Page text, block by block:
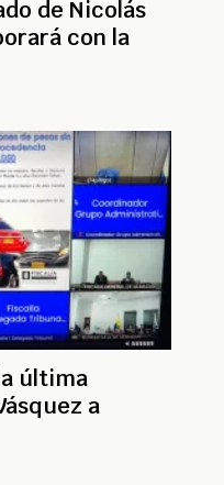
de Nicolás
con la
última
a